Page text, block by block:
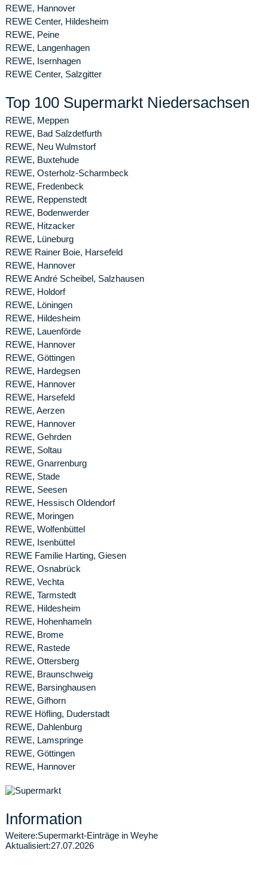
REWE, Hannover
REWE Center, Hildesheim
REWE, Peine
REWE, Langenhagen
REWE, Isernhagen
REWE Center, Salzgitter
Top 100 Supermarkt Niedersachsen
REWE, Meppen
REWE, Bad Salzdetfurth
REWE, Neu Wulmstorf
REWE, Buxtehude
REWE, Osterholz-Scharmbeck
REWE, Fredenbeck
REWE, Reppenstedt
REWE, Bodenwerder
REWE, Hitzacker
REWE, Lüneburg
REWE Rainer Boie, Harsefeld
REWE, Hannover
REWE André Scheibel, Salzhausen
REWE, Holdorf
REWE, Löningen
REWE, Hildesheim
REWE, Lauenförde
REWE, Hannover
REWE, Göttingen
REWE, Hardegsen
REWE, Hannover
REWE, Harsefeld
REWE, Aerzen
REWE, Hannover
REWE, Gehrden
REWE, Soltau
REWE, Gnarrenburg
REWE, Stade
REWE, Seesen
REWE, Hessisch Oldendorf
REWE, Moringen
REWE, Wolfenbüttel
REWE, Isenbüttel
REWE Familie Harting, Giesen
REWE, Osnabrück
REWE, Vechta
REWE, Tarmstedt
REWE, Hildesheim
REWE, Hohenhameln
REWE, Brome
REWE, Rastede
REWE, Ottersberg
REWE, Braunschweig
REWE, Barsinghausen
REWE, Gifhorn
REWE Höfling, Duderstadt
REWE, Dahlenburg
REWE, Lamspringe
REWE, Göttingen
REWE, Hannover
Information
Weitere:Supermarkt-Einträge in Weyhe
Aktualisiert:27.07.2026